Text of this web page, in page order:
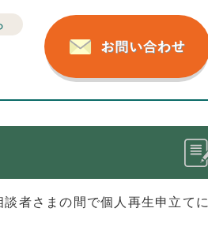
者さまの間で個人再生申立てに